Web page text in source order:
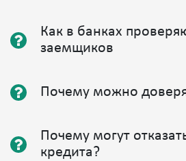
Как в банках
заемщиков
Почему можно
Почему могут
кредита?